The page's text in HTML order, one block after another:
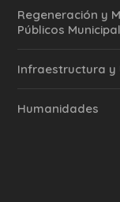
Regeneración y
Públicos
Infraestructura y
Humanidades